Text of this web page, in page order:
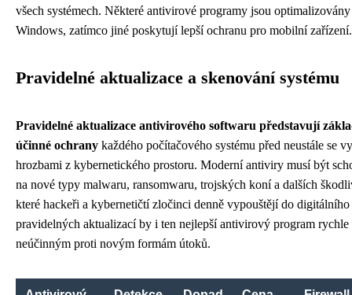
všech systémech. Některé antivirové programy jsou
Windows, zatímco jiné poskytují lepší ochranu pro mobilní zařízení.
Pravidelné aktualizace a skenování systému
Pravidelné aktualizace antivirového softwaru představují
účinné ochrany každého počítačového systému před neustále se
hrozbami z kybernetického prostoru. Moderní antiviry musí být
na nové typy malwaru, ransomwaru, trojských koní a dalších
které hackeři a kybernetičtí zločinci denně vypouštějí do digitálního
pravidelných aktualizací by i ten nejlepší antivirový program rychle
neúčinným proti novým formám útoků.